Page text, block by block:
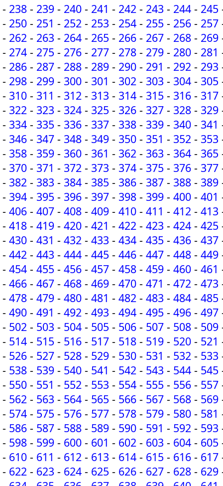
- 238 - 239 - 240 - 241 - 242 - 243 - 244 - 245
- 250 - 251 - 252 - 253 - 254 - 255 - 256 - 257
- 262 - 263 - 264 - 265 - 266 - 267 - 268 - 269
- 274 - 275 - 276 - 277 - 278 - 279 - 280 - 281
- 286 - 287 - 288 - 289 - 290 - 291 - 292 - 293
- 298 - 299 - 300 - 301 - 302 - 303 - 304 - 305
- 310 - 311 - 312 - 313 - 314 - 315 - 316 - 317
- 322 - 323 - 324 - 325 - 326 - 327 - 328 - 329
- 334 - 335 - 336 - 337 - 338 - 339 - 340 - 341
- 346 - 347 - 348 - 349 - 350 - 351 - 352 - 353
- 358 - 359 - 360 - 361 - 362 - 363 - 364 - 365
- 370 - 371 - 372 - 373 - 374 - 375 - 376 - 377
- 382 - 383 - 384 - 385 - 386 - 387 - 388 - 389
- 394 - 395 - 396 - 397 - 398 - 399 - 400 - 401
- 406 - 407 - 408 - 409 - 410 - 411 - 412 - 413
- 418 - 419 - 420 - 421 - 422 - 423 - 424 - 425
- 430 - 431 - 432 - 433 - 434 - 435 - 436 - 437
- 442 - 443 - 444 - 445 - 446 - 447 - 448 - 449
- 454 - 455 - 456 - 457 - 458 - 459 - 460 - 461
- 466 - 467 - 468 - 469 - 470 - 471 - 472 - 473
- 478 - 479 - 480 - 481 - 482 - 483 - 484 - 485
- 490 - 491 - 492 - 493 - 494 - 495 - 496 - 497
- 502 - 503 - 504 - 505 - 506 - 507 - 508 - 509
- 514 - 515 - 516 - 517 - 518 - 519 - 520 - 521
- 526 - 527 - 528 - 529 - 530 - 531 - 532 - 533
- 538 - 539 - 540 - 541 - 542 - 543 - 544 - 545
- 550 - 551 - 552 - 553 - 554 - 555 - 556 - 557
- 562 - 563 - 564 - 565 - 566 - 567 - 568 - 569
- 574 - 575 - 576 - 577 - 578 - 579 - 580 - 581
- 586 - 587 - 588 - 589 - 590 - 591 - 592 - 593
- 598 - 599 - 600 - 601 - 602 - 603 - 604 - 605
- 610 - 611 - 612 - 613 - 614 - 615 - 616 - 617
- 622 - 623 - 624 - 625 - 626 - 627 - 628 - 629